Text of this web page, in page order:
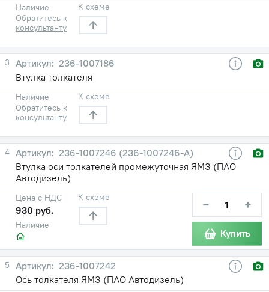
Наличие
Обратитесь к
консультанту
К схеме
3
236-1007186
Втулка толкателя
Наличие
Обратитесь к
консультанту
К схеме
4
236-1007246 (236-1007246-А)
Втулка оси толкателей промежуточная ЯМЗ (ПАО
Автодизель)
Наличие
Цена с НДС
930 руб.
К схеме − +
Купить
5
236-1007242
Ось толкателя ЯМЗ (ПАО Автодизель)